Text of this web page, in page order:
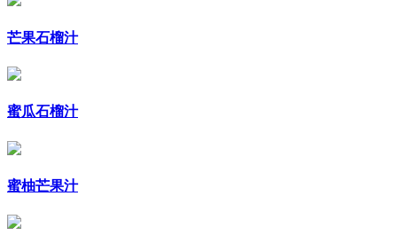
芒果石榴汁
蜜瓜石榴汁
蜜柚芒果汁